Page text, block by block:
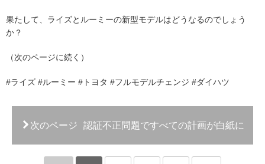
果たして、ライズとルーミーの新型モデルはどうなるのでしょう
か？
（次のページに続く）
#ライズ #ルーミー #トヨタ #フルモデルチェンジ #ダイハツ
次のページ 認証不正問題ですべての計画が白紙に